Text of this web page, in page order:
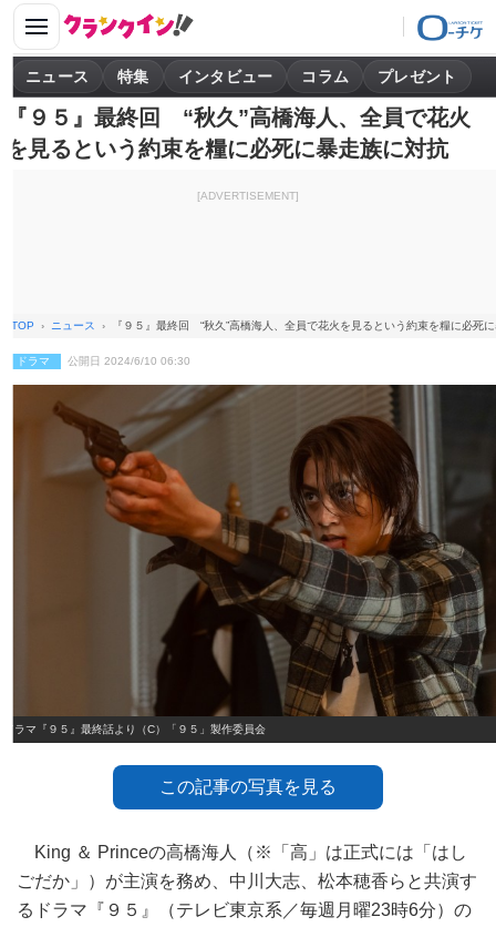
ニュース 特集 インタビュー コラム プレゼント
『９５』最終回 “秋久”高橋海人、全員で花火
を見るという約束を糧に必死に暴走族に対抗
[ADVERTISEMENT]
TOP ニュース 『９５』最終回 “秋久”高橋海人、全員で花火を見るという約束を糧に必死
ドラマ 公開日 2024/6/10 06:30
ドラマ『９５』最終話より（C）「９５」製作委員会
この記事の写真を見る
King ＆ Princeの高橋海人（※「高」は正式には「はし
ごだか」）が主演を務め、中川大志、松本穂香らと共演す
るドラマ『９５』（テレビ東京系／毎週月曜23時6分）の